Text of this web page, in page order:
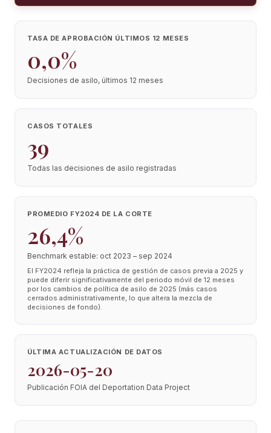
TASA DE APROBACIÓN ÚLTIMOS 12 MESES
0,0%
Decisiones de asilo, últimos 12 meses
CASOS TOTALES
39
Todas las decisiones de asilo registradas
PROMEDIO FY2024 DE LA CORTE
26,4%
Benchmark estable: oct 2023 – sep 2024
El FY2024 refleja la práctica de gestión de casos previa a 2025 y
puede diferir significativamente del periodo móvil de 12 meses
por los cambios de política de asilo de 2025 (más casos
cerrados administrativamente, lo que altera la mezcla de
decisiones de fondo).
ÚLTIMA ACTUALIZACIÓN DE DATOS
2026-05-20
Publicación FOIA del Deportation Data Project